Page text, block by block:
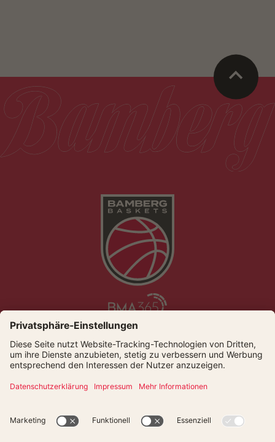
Die Bamberg Baskets live und auf Abruf bei Dyn
© Bamberger Basketball GmbH
Presse
Datenschutz
Newsletter
Cookies